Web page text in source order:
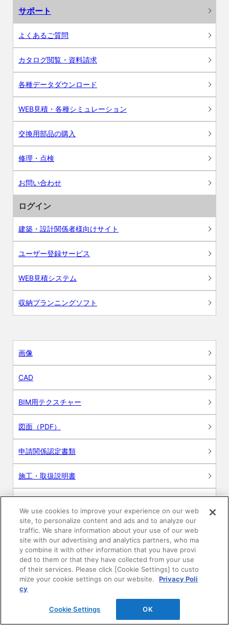
サポート
よくあるご質問
カタログ閲覧・資料請求
各種データダウンロード
WEB見積・各種シミュレーション
交換用部品の購入
修理・点検
お問い合わせ
ログイン
建築・設計関係者様向けサイト
ユーザー登録サービス
WEB見積システム
収納プランニングソフト
画像
CAD
BIM用テクスチャー
図面（PDF）
申請関係認定書類
施工・取扱説明書
シミュレーションツール
24時間換気システム〈エアスマート〉
簡易設計見積ソフト
R&Dセンター環境測定・分析サービス
We use cookies to improve your experience on our web
site, to personalize content and ads and to analyze our
traffic. We share information about your use of our web
site with our advertising and analytics partners, who ma
y combine it with other information that you have provi
ded to them or that they have collected from your use
of their services. Please click [Cookie Settings] to custo
mize your cookie settings on our website.
Privacy Poli
cy
Cookie Settings OK